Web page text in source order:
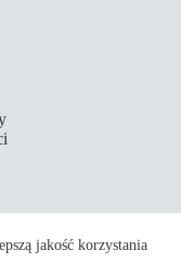
jakość korzystania